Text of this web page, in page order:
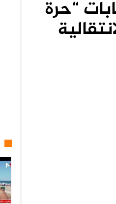
“حرة